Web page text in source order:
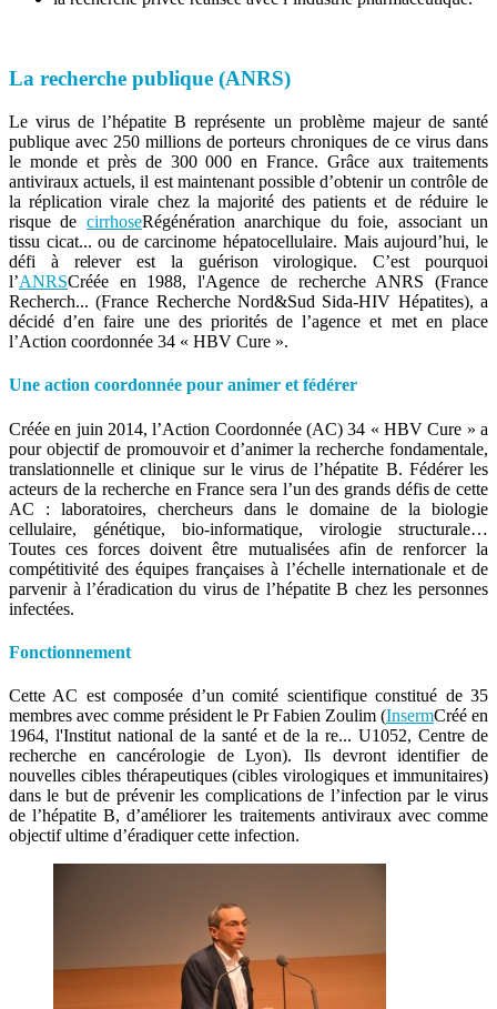
La recherche publique (ANRS)
Le virus de l’hépatite B représente un problème majeur de santé
publique avec 250 millions de porteurs chroniques de ce virus dans
le monde et près de 300 000 en France. Grâce aux traitements
antiviraux actuels, il est maintenant possible d’obtenir un contrôle de
la réplication virale chez la majorité des patients et de réduire le
risque de cirrhoseRégénération anarchique du foie, associant un
tissu cicat... ou de carcinome hépatocellulaire. Mais aujourd’hui, le
défi à relever est la guérison virologique. C’est pourquoi
l’ANRSCréée en 1988, l'Agence de recherche ANRS (France
Recherch... (France Recherche Nord&Sud Sida-HIV Hépatites), a
décidé d’en faire une des priorités de l’agence et met en place
l’Action coordonnée 34 « HBV Cure ».
Une action coordonnée pour animer et fédérer
Créée en juin 2014, l’Action Coordonnée (AC) 34 « HBV Cure » a
pour objectif de promouvoir et d’animer la recherche fondamentale,
translationnelle et clinique sur le virus de l’hépatite B. Fédérer les
acteurs de la recherche en France sera l’un des grands défis de cette
AC : laboratoires, chercheurs dans le domaine de la biologie
cellulaire, génétique, bio-informatique, virologie structurale…
Toutes ces forces doivent être mutualisées afin de renforcer la
compétitivité des équipes françaises à l’échelle internationale et de
parvenir à l’éradication du virus de l’hépatite B chez les personnes
infectées.
Fonctionnement
Cette AC est composée d’un comité scientifique constitué de 35
membres avec comme président le Pr Fabien Zoulim (InsermCréé en
1964, l'Institut national de la santé et de la re... U1052, Centre de
recherche en cancérologie de Lyon). Ils devront identifier de
nouvelles cibles thérapeutiques (cibles virologiques et immunitaires)
dans le but de prévenir les complications de l’infection par le virus
de l’hépatite B, d’améliorer les traitements antiviraux avec comme
objectif ultime d’éradiquer cette infection.